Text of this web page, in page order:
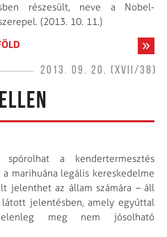
részesült, neve a Nobel-
(2013. 10. 11.)
2013. 09. 20. (XVII/38)
a kendertermesztés
marihuána legális kereskedelme
jelenthet az állam számára – áll
jelentésben, amely egyúttal
meg nem jósolható